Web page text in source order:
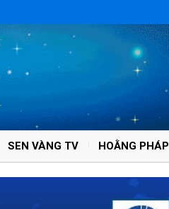
SEN VÀNG TV HOẰNG PHÁP